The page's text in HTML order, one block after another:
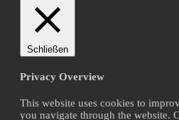
Schließen
Privacy Overview
This website uses cookies to
you navigate through the website.